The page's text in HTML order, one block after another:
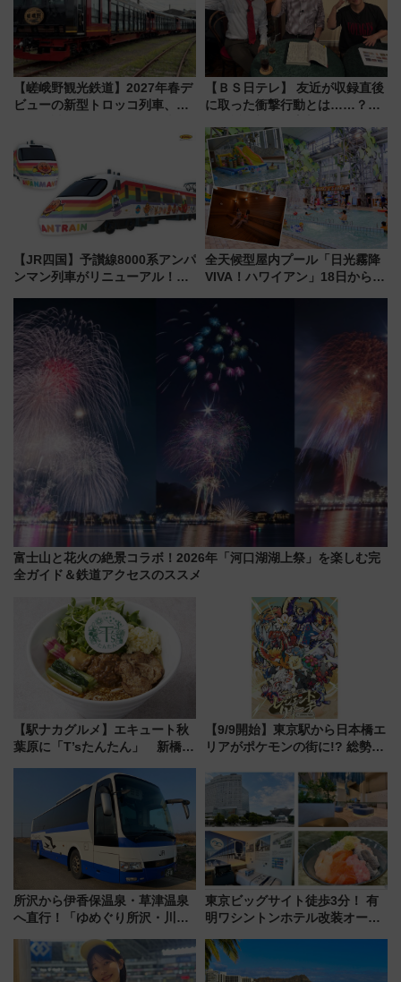
【嵯峨野観光鉄道】2027年春デ
ビューの新型トロッコ列車、い
は2026年で引退
【ＢＳ日テレ】 友近が収録直後
に取った衝撃行動とは……？
で極上の夏祭り鉄道旅を放送
【JR四国】予讃線8000系アンパ
ンマン列車がリニューアル！内
今年12月
全天候型屋内プール「日光霧降
VIVA！ハワイアン」18日から営
ァミリーから大人まで幅広い世
代が一日中楽しる夏のリゾート
を楽しんで
富士山と花火の絶景コラボ！2026年「河口湖湖上祭」を楽しむ完
全ガイド＆鉄道アクセスのススメ
【駅ナカグルメ】エキュート秋
葉原に「T’sたんたん」 新橋に
饅」、オムライス専門店「肉と
たまご」新グルメ続々登場！
【2026年8月】
【9/9開始】東京駅から日本橋エ
リアがポケモンの街に!? 総勢
リサーチ」本格謎解き・グッズ
情報まとめ
所沢から伊香保温泉・草津温泉
へ直行！「ゆめぐり所沢・川越
軽に 運行ダイヤ・運賃を解説
東京ビッグサイト徒歩3分！ 有
明ワシントンホテル改装オープ
客室」や海鮮丼が人気の朝食ビ
ュッフェを現地レポ